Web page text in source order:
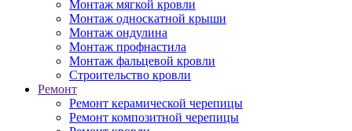
Монтаж мягкой кровли
Монтаж односкатной крыши
Монтаж ондулина
Монтаж профнастила
Монтаж фальцевой кровли
Строительство кровли
Ремонт
Ремонт керамической черепицы
Ремонт композитной черепицы